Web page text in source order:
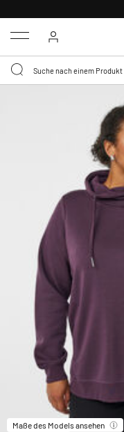
Menu
Maße des Models ansehen